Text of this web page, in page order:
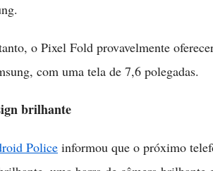
o Pixel Fold provavelmente
com uma tela de 7,6 polegadas.
brilhante
Police informou que o próximo